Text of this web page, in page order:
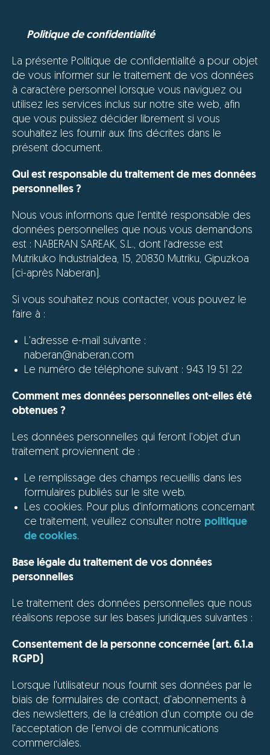
Politique de confidentialité
La présente Politique de confidentialité a pour objet
de vous informer sur le traitement de vos données
à caractère personnel lorsque vous naviguez ou
utilisez les services inclus sur notre site web, afin
que vous puissiez décider librement si vous
souhaitez les fournir aux fins décrites dans le
présent document.
Qui est responsable du traitement de mes données
personnelles ?
Nous vous informons que l'entité responsable des
données personnelles que nous vous demandons
est : NABERAN SAREAK, S.L., dont l'adresse est
Mutrikuko Industrialdea, 15, 20830 Mutriku, Gipuzkoa
(ci-après Naberan).
Si vous souhaitez nous contacter, vous pouvez le
faire à :
L'adresse e-mail suivante :
naberan@naberan.com
Le numéro de téléphone suivant : 943 19 51 22
Comment mes données personnelles ont-elles été
obtenues ?
Les données personnelles qui feront l'objet d'un
traitement proviennent de :
Le remplissage des champs recueillis dans les
formulaires publiés sur le site web.
Les cookies. Pour plus d'informations concernant
ce traitement, veuillez consulter notre politique
de cookies.
Base légale du traitement de vos données
personnelles
Le traitement des données personnelles que nous
réalisons repose sur les bases juridiques suivantes :
Consentement de la personne concernée (art. 6.1.a
RGPD)
Lorsque l'utilisateur nous fournit ses données par le
biais de formulaires de contact, d'abonnements à
des newsletters, de la création d'un compte ou de
l'acceptation de l'envoi de communications
commerciales.